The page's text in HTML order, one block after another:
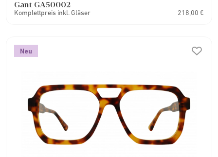
Gant GA50002
Komplettpreis inkl. Gläser 218,00 €
Neu